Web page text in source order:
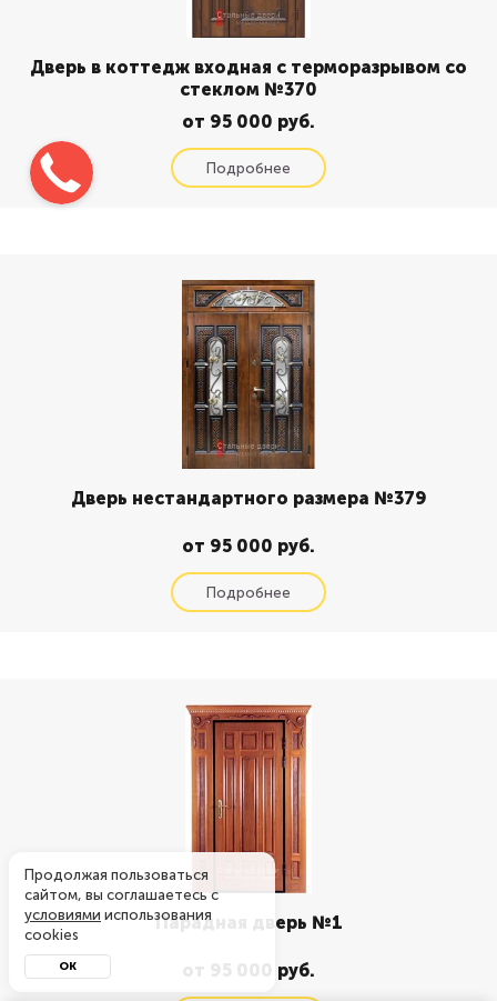
Дверь в коттедж входная с терморазрывом со
стеклом №370
от 95 000 руб.
Дверь нестандартного размера №379
от 95 000 руб.
Парадная дверь №1
от 95 000 руб.
Продолжая пользоваться
сайтом, вы соглашаетесь с
условиями использования
cookies
ОК